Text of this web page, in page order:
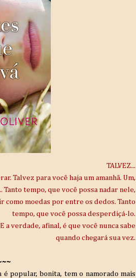
TALVEZ...
Talvez para você haja um amanhã. Um,
tempo, que você possa nadar nele,
moedas por entre os dedos. Tanto
tempo, que você possa desperdiçá-lo.
a verdade, afinal, é que você nunca sabe
quando chegará sua vez.
popular, bonita, tem o namorado mais